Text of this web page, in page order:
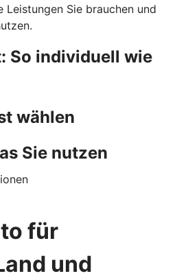
Leistungen Sie brauchen und
So individuell wie
wählen
Sie nutzen
für
und